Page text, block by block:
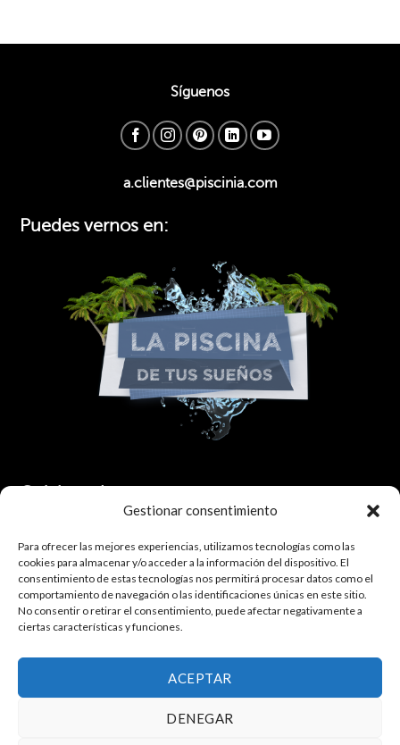
Gestionar consentimiento
Para ofrecer las mejores experiencias, utilizamos tecnologías como las
cookies para almacenar y/o acceder a la información del dispositivo. El
consentimiento de estas tecnologías nos permitirá procesar datos como el
comportamiento de navegación o las identificaciones únicas en este sitio.
No consentir o retirar el consentimiento, puede afectar negativamente a
ciertas características y funciones.
ACEPTAR
DENEGAR
Síguenos
a.clientes@piscinia.com
Puedes vernos en:
Colaborador:
¿Quieres trabajar con nosotros?